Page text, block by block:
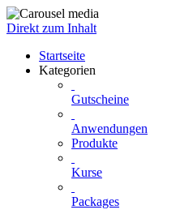
Direkt zum Inhalt
Startseite
Kategorien
Gutscheine
Anwendungen
Produkte
Kurse
Packages